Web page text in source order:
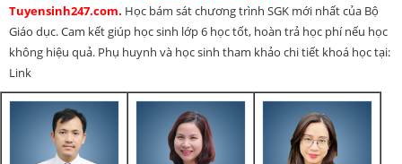
Tuyensinh247.com. Học bám sát chương trình SGK mới nhất của Bộ
Giáo dục. Cam kết giúp học sinh lớp 6 học tốt, hoàn trả học phí nếu học
không hiệu quả. Phụ huynh và học sinh tham khảo chi tiết khoá học tại:
Link